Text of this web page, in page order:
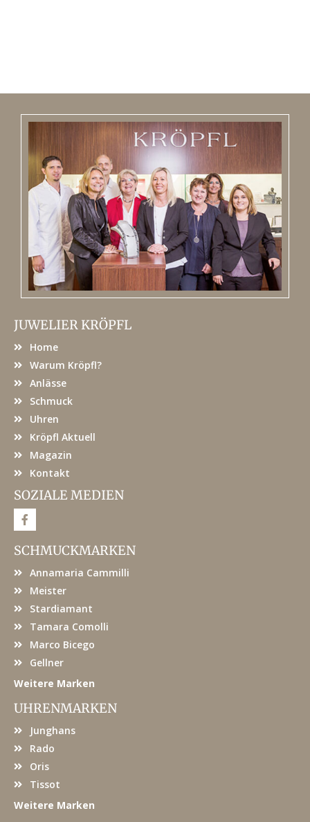
JUWELIER KRÖPFL
Home
Warum Kröpfl?
Anlässe
Schmuck
Uhren
Kröpfl Aktuell
Magazin
Kontakt
SOZIALE MEDIEN
F
a
e
b
o
SCHMUCKMARKEN
Annamaria Cammilli
Meister
Stardiamant
Tamara Comolli
Marco Bicego
Gellner
Weitere Marken
UHRENMARKEN
Junghans
Rado
Oris
Tissot
Weitere Marken